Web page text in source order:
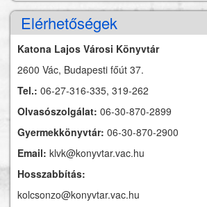
Elérhetőségek
Katona Lajos Városi Könyvtár
2600 Vác, Budapesti főút 37.
Tel.: 06-27-316-335, 319-262
Olvasószolgálat: 06-30-870-2899
Gyermekkönyvtár: 06-30-870-2900
Email: klvk@konyvtar.vac.hu
Hosszabbítás:
kolcsonzo@konyvtar.vac.hu